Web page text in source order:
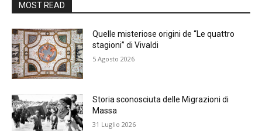
MOST READ
Quelle misteriose origini de “Le quattro
stagioni” di Vivaldi
5 Agosto 2026
Storia sconosciuta delle Migrazioni di
Massa
31 Luglio 2026